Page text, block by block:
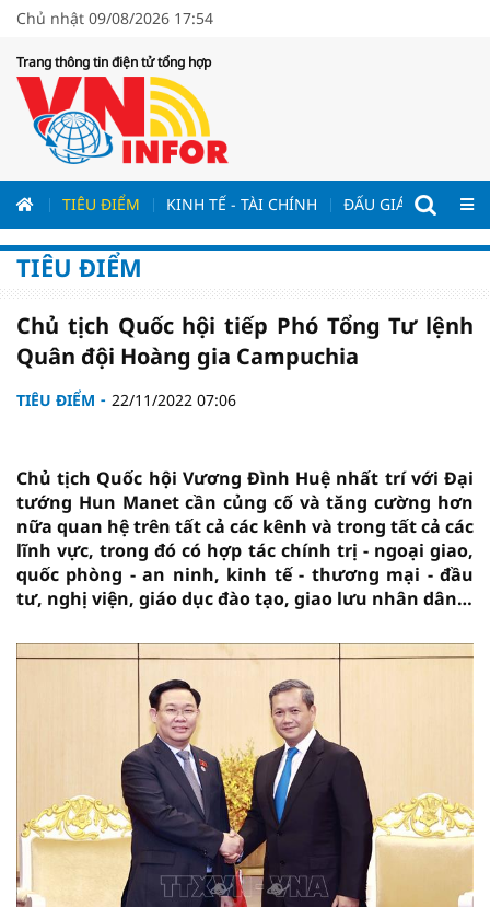
Chủ nhật 09/08/2026 17:54
Trang thông tin điện tử tổng hợp
TIÊU ĐIỂM KINH TẾ - TÀI CHÍNH ĐẤU GIÁ - ĐẤU
TIÊU ĐIỂM
Chủ tịch Quốc hội tiếp Phó Tổng Tư lệnh
Quân đội Hoàng gia Campuchia
TIÊU ĐIỂM 22/11/2022 07:06
Chủ tịch Quốc hội Vương Đình Huệ nhất trí với Đại
tướng Hun Manet cần củng cố và tăng cường hơn
nữa quan hệ trên tất cả các kênh và trong tất cả các
lĩnh vực, trong đó có hợp tác chính trị - ngoại giao,
quốc phòng - an ninh, kinh tế - thương mại - đầu
tư, nghị viện, giáo dục đào tạo, giao lưu nhân dân…